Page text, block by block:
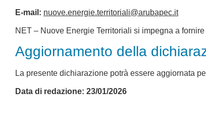
E-mail: nuove.energie.territoriali@arubapec.it
NET – Nuove Energie Territoriali si impegna a
Aggiornamento della
La presente dichiarazione potrà essere aggiornata
Data di redazione: 23/01/2026